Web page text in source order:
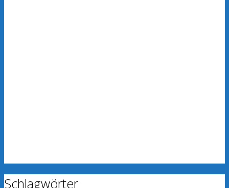
Schlagwörter